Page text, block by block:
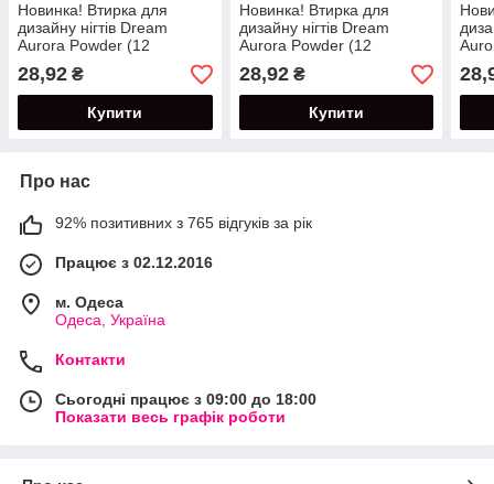
Новинка! Втирка для
дизайну нігтів Dream
Aurora Powder (12
кольорів в наявності) №03
28,92 ₴
Купити
Новинка! Втирка для
дизайну нігтів Dream
Aurora Powder (12
кольорів в наявності) №04
28,92₴
Купити
Про нас
92% позитивних з 765 відгуків за рік
Працює з 02.12.2016
м. Одеса
Одеса, Україна
Контакти
Сьогодні працює з 09:00 до 18:00
Показати весь графік роботи